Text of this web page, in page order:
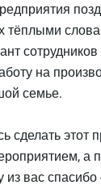
тёплыми
на
семье.
сделать этот
а
из вас